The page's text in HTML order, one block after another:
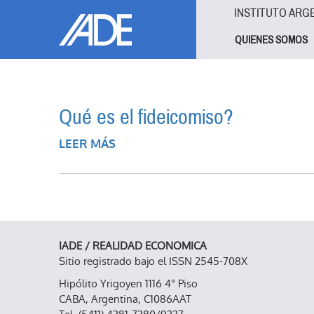
INSTITUTO
QUIENES SOMOS
Qué es el fideicomiso?
LEER MÁS
IADE / REALIDAD ECONOMICA
Sitio registrado bajo el ISSN 2545-708X
Hipólito Yrigoyen 1116 4° Piso
CABA, Argentina, C1086AAT